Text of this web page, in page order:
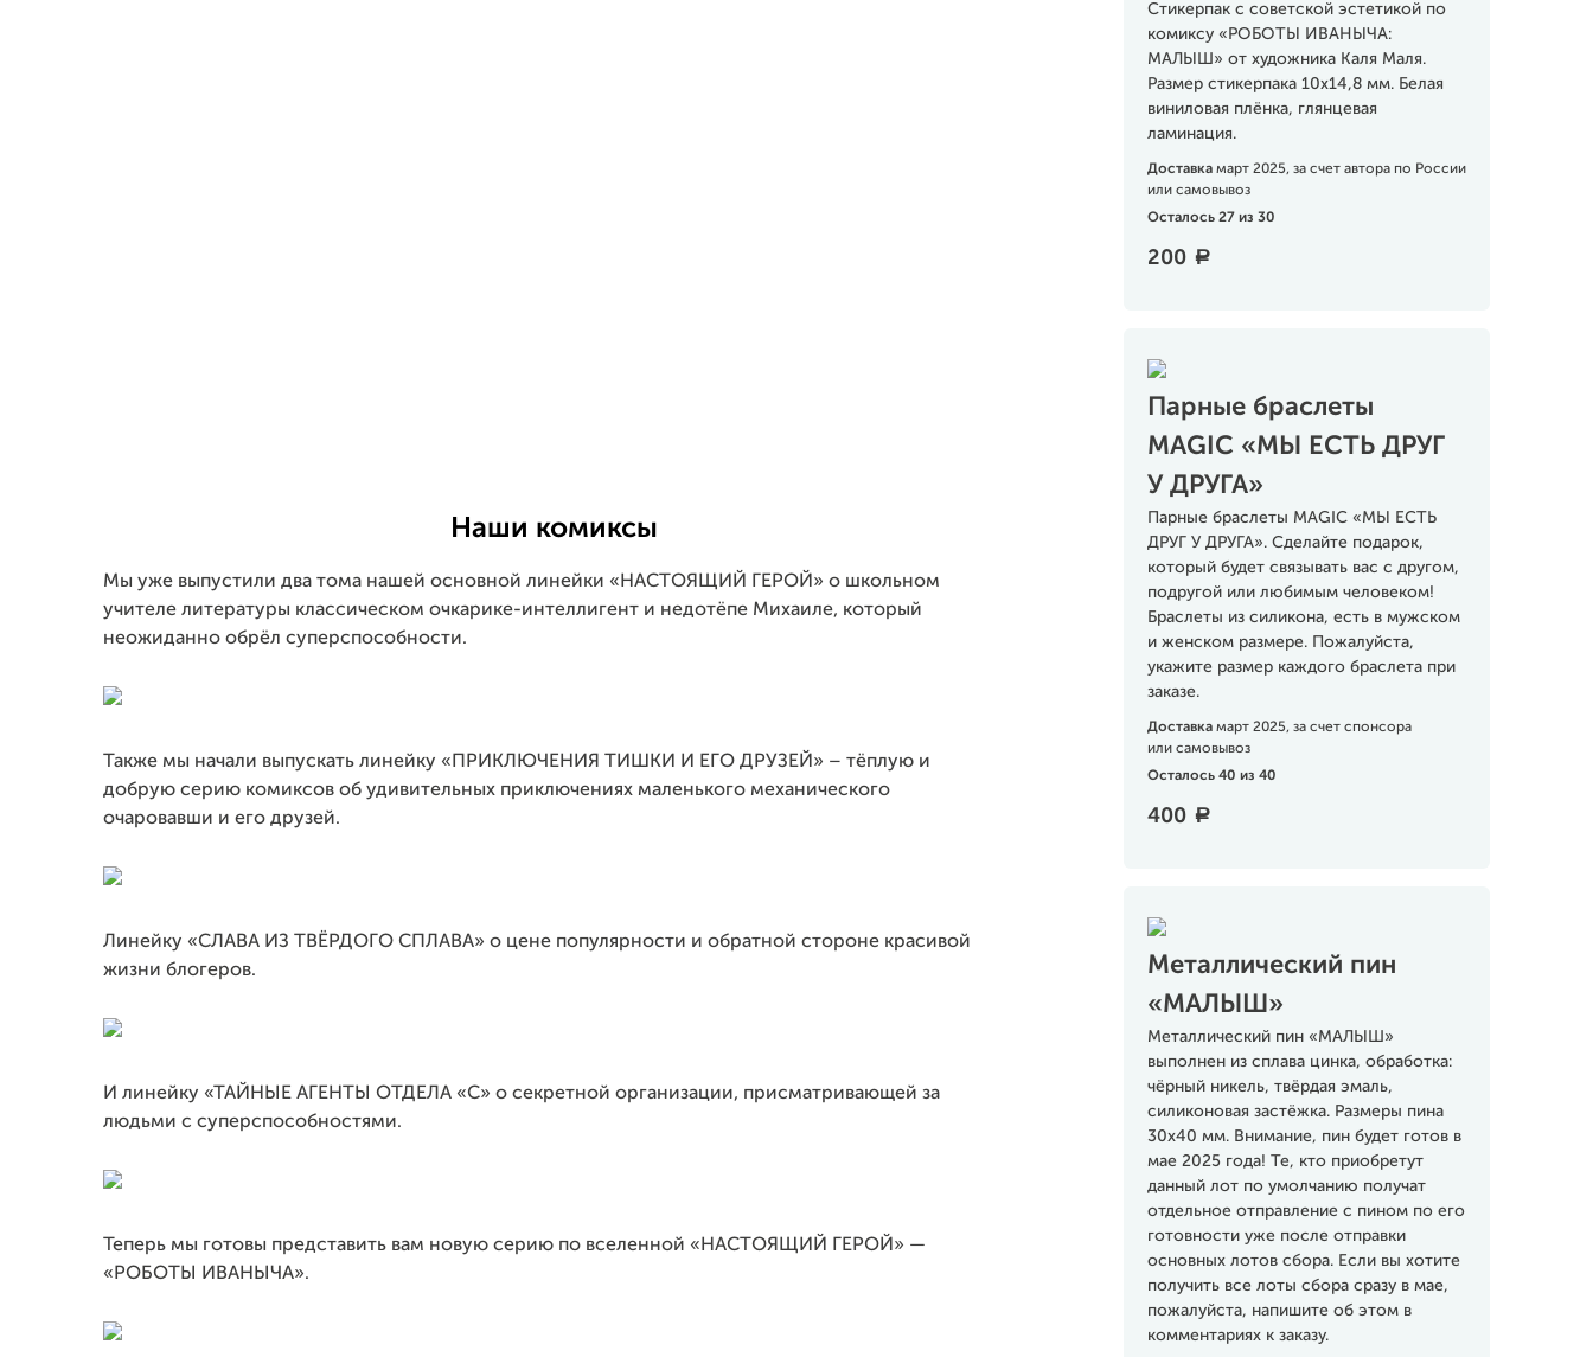
Стикерпак с советской эстетикой по
комиксу «РОБОТЫ ИВАНЫЧА:
МАЛЫШ» от художника Каля Маля.
Размер стикерпака 10х14,8 мм. Белая
виниловая плёнка, глянцевая
ламинация.
Доставка март 2025, за счет автора по России
или самовывоз
Осталось 27 из 30
200 a
Парные браслеты
MAGIC «МЫ ЕСТЬ ДРУГ
У ДРУГА»
Парные браслеты MAGIC «МЫ ЕСТЬ
ДРУГ У ДРУГА». Сделайте подарок,
который будет связывать вас с другом,
подругой или любимым человеком!
Браслеты из силикона, есть в мужском
и женском размере. Пожалуйста,
укажите размер каждого браслета при
заказе.
Доставка март 2025, за счет спонсора
или самовывоз
Осталось 40 из 40
400 a
Металлический пин
«МАЛЫШ»
Металлический пин «МАЛЫШ»
выполнен из сплава цинка, обработка:
чёрный никель, твёрдая эмаль,
силиконовая застёжка. Размеры пина
30х40 мм. Внимание, пин будет готов в
мае 2025 года! Те, кто приобретут
данный лот по умолчанию получат
отдельное отправление с пином по его
готовности уже после отправки
основных лотов сбора. Если вы хотите
получить все лоты сбора сразу в мае,
пожалуйста, напишите об этом в
комментариях к заказу.
Наши комиксы
Мы уже выпустили два тома нашей основной линейки «НАСТОЯЩИЙ ГЕРОЙ» о школьном
учителе литературы классическом очкарике-интеллигент и недотёпе Михаиле, который
неожиданно обрёл суперспособности.
Также мы начали выпускать линейку «ПРИКЛЮЧЕНИЯ ТИШКИ И ЕГО ДРУЗЕЙ» – тёплую и
добрую серию комиксов об удивительных приключениях маленького механического
очаровавши и его друзей.
Линейку «СЛАВА ИЗ ТВЁРДОГО СПЛАВА» о цене популярности и обратной стороне красивой
жизни блогеров.
И линейку «ТАЙНЫЕ АГЕНТЫ ОТДЕЛА «С» о секретной организации, присматривающей за
людьми с суперспособностями.
Теперь мы готовы представить вам новую серию по вселенной «НАСТОЯЩИЙ ГЕРОЙ» —
«РОБОТЫ ИВАНЫЧА».